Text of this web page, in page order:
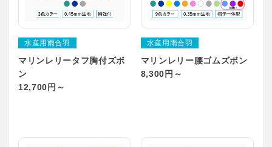
水産用雨合羽
マリンレリータフ胸付ズボ
ン
12,700円～
水産用雨合羽
マリンレリー腰ゴムズボン
8,300円～